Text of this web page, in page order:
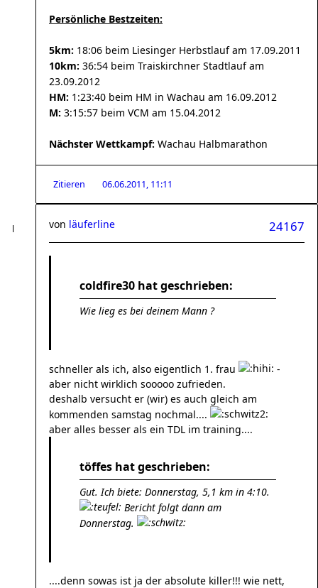
Persönliche Bestzeiten:
5km: 18:06 beim Liesinger Herbstlauf am 17.09.2011
10km: 36:54 beim Traiskirchner Stadtlauf am
23.09.2012
HM: 1:23:40 beim HM in Wachau am 16.09.2012
M: 3:15:57 beim VCM am 15.04.2012
Nächster Wettkampf: Wachau Halbmarathon
Zitieren 06.06.2011, 11:11
24167
von läuferline
coldfire30 hat geschrieben:
Wie lieg es bei deinem Mann ?
schneller als ich, also eigentlich 1. frau
-
aber nicht wirklich sooooo zufrieden.
deshalb versucht er (wir) es auch gleich am
kommenden samstag nochmal....
aber alles besser als ein TDL im training....
töffes hat geschrieben:
Gut. Ich biete: Donnerstag, 5,1 km in 4:10.
Bericht folgt dann am
Donnerstag.
....denn sowas ist ja der absolute killer!!! wie nett,